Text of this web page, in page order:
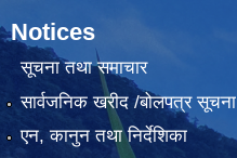
Notices
सूचना तथा समाचार
सार्वजनिक खरीद /बोलपत्र सूचना
एन, कानुन तथा निर्देशिका